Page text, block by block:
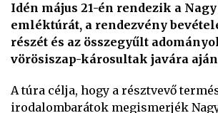
Idén május 21-én rendezik a
emléktúrát, a rendezvény
részét és az összegyűlt
vörösiszap-károsultak javára
A túra célja, hogy a résztvevő
irodalombarátok megismerjék